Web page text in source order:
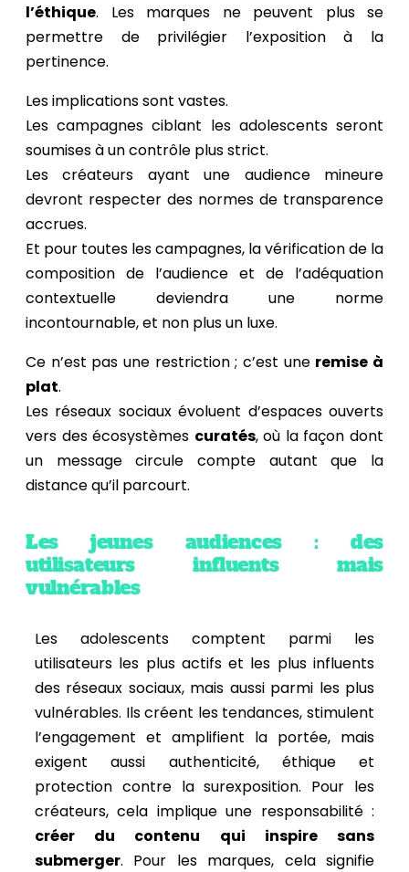
l’éthique. Les marques ne peuvent plus se
permettre de privilégier l’exposition à la
pertinence.
Les implications sont vastes.
Les campagnes ciblant les adolescents seront
soumises à un contrôle plus strict.
Les créateurs ayant une audience mineure
devront respecter des normes de transparence
accrues.
Et pour toutes les campagnes, la vérification de la
composition de l’audience et de l’adéquation
contextuelle deviendra une norme
incontournable, et non plus un luxe.
Ce n’est pas une restriction ; c’est une remise à
plat.
Les réseaux sociaux évoluent d’espaces ouverts
vers des écosystèmes curatés, où la façon dont
un message circule compte autant que la
distance qu’il parcourt.
Les jeunes audiences : des
utilisateurs influents mais
vulnérables
Les adolescents comptent parmi les
utilisateurs les plus actifs et les plus influents
des réseaux sociaux, mais aussi parmi les plus
vulnérables. Ils créent les tendances, stimulent
l’engagement et amplifient la portée, mais
exigent aussi authenticité, éthique et
protection contre la surexposition. Pour les
créateurs, cela implique une responsabilité :
créer du contenu qui inspire sans
submerger. Pour les marques, cela signifie